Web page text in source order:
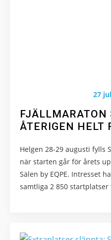
FJÄLLMARATON
ÅTERIGEN HELT
27
Helgen 28-29 augusti fylls
när starten går för årets
Sälen by EQPE. Intresset
samtliga 2 850
funktionalitet
att försvinna
hemsidan.
Marknadsföring
Genom att dela
surfar ökar du